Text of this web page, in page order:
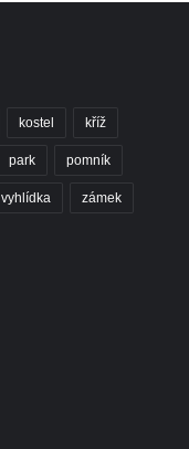
kostel kříž
park pomník
vyhlídka zámek